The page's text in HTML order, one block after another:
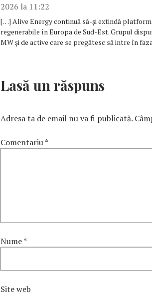
2026 la 11:22
[…] Alive Energy continuă să-și extindă
regenerabile în Europa de Sud-Est. Grupul
MW și de active care se pregătesc să intre în
Lasă un răspuns
Adresa ta de email nu va fi publicată.
Comentariu*
Nume*
Site web